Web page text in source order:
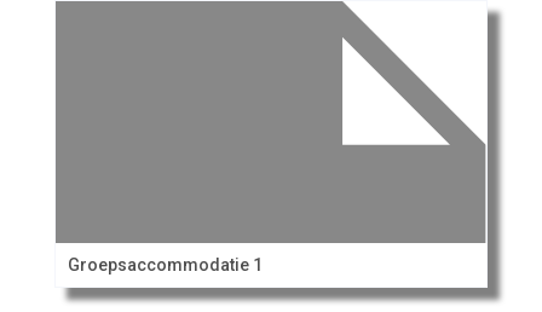
Groepsaccommodatie 1